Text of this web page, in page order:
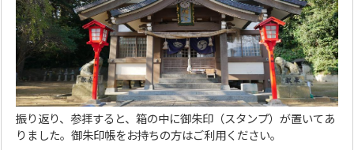
振り返り、参拝すると、箱の中に御朱印（スタンプ）が置いてあ
りました。御朱印帳をお持ちの方はご利用ください。